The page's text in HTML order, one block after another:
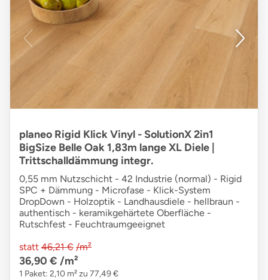
planeo Rigid Klick Vinyl - SolutionX 2in1
BigSize Belle Oak 1,83m lange XL Diele |
Trittschalldämmung integr.
0,55 mm Nutzschicht - 42 Industrie (normal) - Rigid
SPC + Dämmung - Microfase - Klick-System
DropDown - Holzoptik - Landhausdiele - hellbraun -
authentisch - keramikgehärtete Oberfläche -
Rutschfest - Feuchtraumgeeignet
statt 46,21 € /m²
36,90 € /m²
1 Paket: 2,10 m² zu 77,49 €